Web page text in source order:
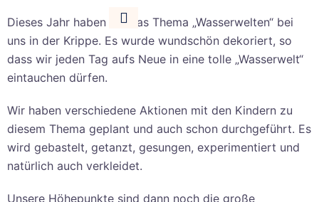
Dieses Jahr haben wir das Thema „Wasserwelten“ bei
uns in der Krippe. Es wurde wundschön dekoriert, so
dass wir jeden Tag aufs Neue in eine tolle „Wasserwelt“
eintauchen dürfen.
Wir haben verschiedene Aktionen mit den Kindern zu
diesem Thema geplant und auch schon durchgeführt. Es
wird gebastelt, getanzt, gesungen, experimentiert und
natürlich auch verkleidet.
Unsere Höhepunkte sind dann noch die große